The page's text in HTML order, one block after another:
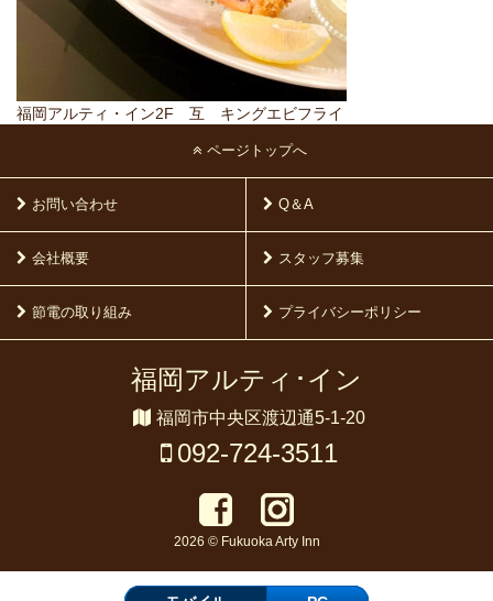
福岡アルティ・イン2F 互 キングエビフライ
ページトップへ
お問い合わせ Q＆A
会社概要 スタッフ募集
節電の取り組み プライバシーポリシー
福岡アルティ･イン
福岡市中央区渡辺通5-1-20
092-724-3511
2026 © Fukuoka Arty Inn